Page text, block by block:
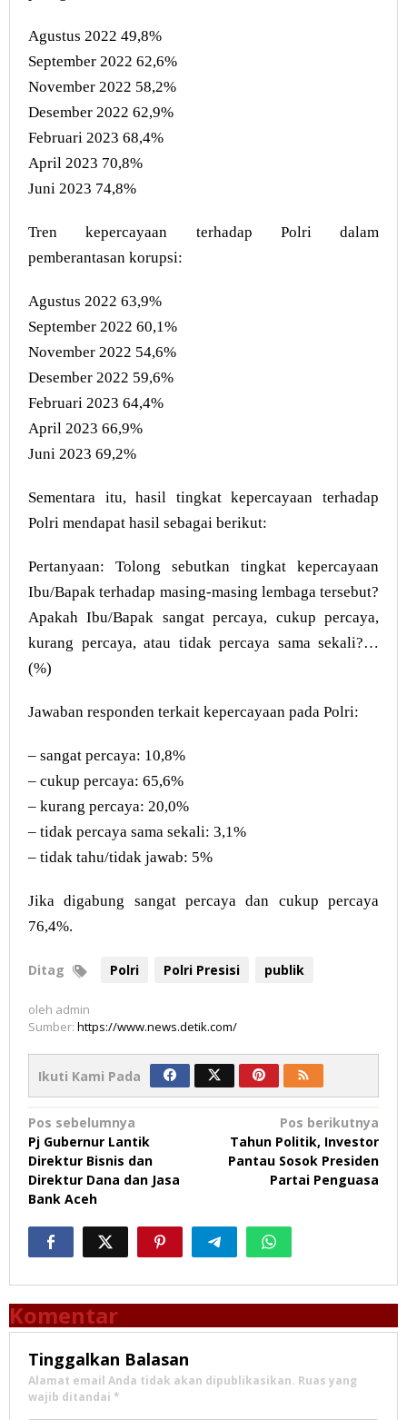
Agustus 2022 49,8%
September 2022 62,6%
November 2022 58,2%
Desember 2022 62,9%
Februari 2023 68,4%
April 2023 70,8%
Juni 2023 74,8%
Tren kepercayaan terhadap Polri dalam
pemberantasan korupsi:
Agustus 2022 63,9%
September 2022 60,1%
November 2022 54,6%
Desember 2022 59,6%
Februari 2023 64,4%
April 2023 66,9%
Juni 2023 69,2%
Sementara itu, hasil tingkat kepercayaan terhadap
Polri mendapat hasil sebagai berikut:
Pertanyaan: Tolong sebutkan tingkat kepercayaan
Ibu/Bapak terhadap masing-masing lembaga tersebut?
Apakah Ibu/Bapak sangat percaya, cukup percaya,
kurang percaya, atau tidak percaya sama sekali?…
(%)
Jawaban responden terkait kepercayaan pada Polri:
– sangat percaya: 10,8%
– cukup percaya: 65,6%
– kurang percaya: 20,0%
– tidak percaya sama sekali: 3,1%
– tidak tahu/tidak jawab: 5%
Jika digabung sangat percaya dan cukup percaya
76,4%.
Ditag Polri Polri Presisi publik
oleh admin
Sumber: https://www.news.detik.com/
Ikuti Kami Pada
Navigasi
pos
Pos sebelumnya
Pj Gubernur Lantik
Direktur Bisnis dan
Direktur Dana dan Jasa
Bank Aceh
Pos berikutnya
Tahun Politik, Investor
Pantau Sosok Presiden
Partai Penguasa
Komentar
Tinggalkan Balasan
Alamat email Anda tidak akan dipublikasikan. Ruas yang
wajib ditandai *